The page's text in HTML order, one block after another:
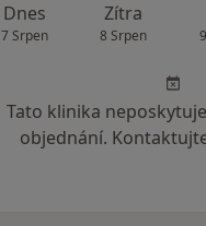
Dnes
7 Srpen
Zítra
8 Srpen
Tato klinika
objednání.